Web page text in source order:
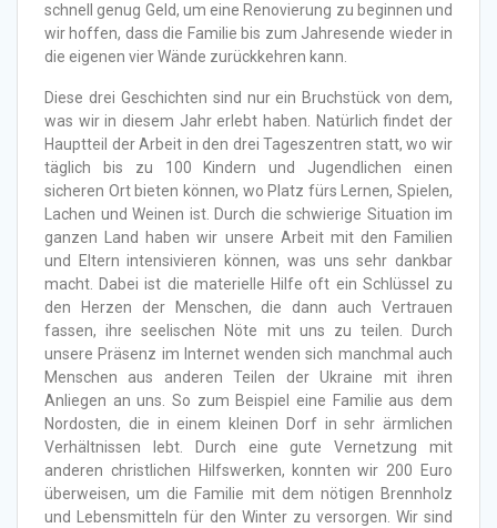
schnell genug Geld, um eine Renovierung zu beginnen und
wir hoffen, dass die Familie bis zum Jahresende wieder in
die eigenen vier Wände zurückkehren kann.
Diese drei Geschichten sind nur ein Bruchstück von dem,
was wir in diesem Jahr erlebt haben. Natürlich findet der
Hauptteil der Arbeit in den drei Tageszentren statt, wo wir
täglich bis zu 100 Kindern und Jugendlichen einen
sicheren Ort bieten können, wo Platz fürs Lernen, Spielen,
Lachen und Weinen ist. Durch die schwierige Situation im
ganzen Land haben wir unsere Arbeit mit den Familien
und Eltern intensivieren können, was uns sehr dankbar
macht. Dabei ist die materielle Hilfe oft ein Schlüssel zu
den Herzen der Menschen, die dann auch Vertrauen
fassen, ihre seelischen Nöte mit uns zu teilen. Durch
unsere Präsenz im Internet wenden sich manchmal auch
Menschen aus anderen Teilen der Ukraine mit ihren
Anliegen an uns. So zum Beispiel eine Familie aus dem
Nordosten, die in einem kleinen Dorf in sehr ärmlichen
Verhältnissen lebt. Durch eine gute Vernetzung mit
anderen christlichen Hilfswerken, konnten wir 200 Euro
überweisen, um die Familie mit dem nötigen Brennholz
und Lebensmitteln für den Winter zu versorgen. Wir sind